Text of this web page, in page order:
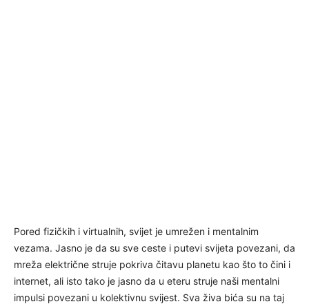
Pored fizičkih i virtualnih, svijet je umrežen i mentalnim
vezama. Jasno je da su sve ceste i putevi svijeta povezani, da
mreža električne struje pokriva čitavu planetu kao što to čini i
internet, ali isto tako je jasno da u eteru struje naši mentalni
impulsi povezani u kolektivnu svijest. Sva živa bića su na taj